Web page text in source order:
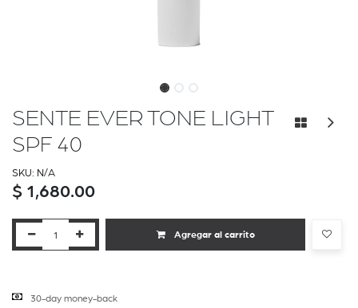
SENTE EVER TONE LIGHT
SPF 40
SKU: N/A
$ 1,680.00
Agregar al carrito
30-day money-back